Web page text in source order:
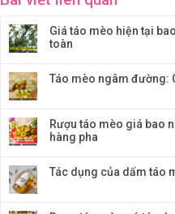
Giá táo mèo hiện tại
toàn
Táo mèo ngâm đường:
Rượu táo mèo giá bao
hàng pha
Tác dụng của dấm táo